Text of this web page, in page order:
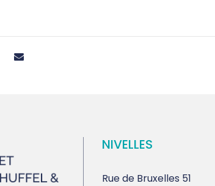
NIVELLES
Rue de Bruxelles 51